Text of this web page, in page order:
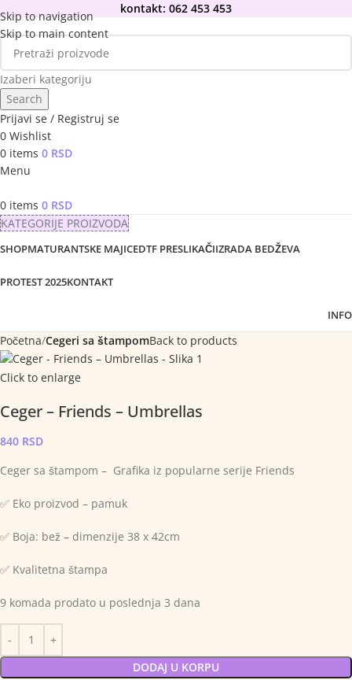
Skip to navigation
Skip to main content
kontakt: 062 453 453
Izaberi kategoriju
Search
Prijavi se / Registruj se
0 Wishlist
0 items 0 RSD
Menu
0 items 0 RSD
KATEGORIJE PROIZVODA
SHOPMATURANTSKE MAJICEDTF PRESLIKAČIIZRADA BEDŽEVA
PROTEST 2025KONTAKT
INFO
Početna Cegeri sa štampomBack to products
Click to enlarge
Ceger – Friends – Umbrellas
840 RSD
Ceger sa štampom – Grafika iz popularne serije Friends
✅ Eko proizvod – pamuk
✅ Boja: bež – dimenzije 38 x 42cm
✅ Kvalitetna štampa
9 komada prodato u poslednja 3 dana
DODAJ U KORPU